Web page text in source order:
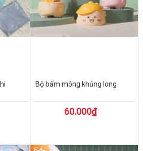
Bộ bấm móng khủng long
60.000₫